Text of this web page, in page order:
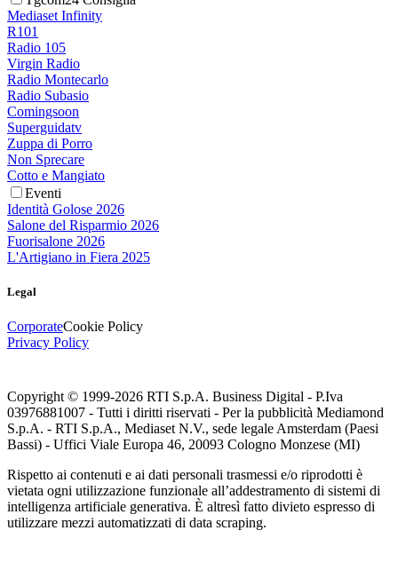
Mediaset Infinity
R101
Radio 105
Virgin Radio
Radio Montecarlo
Radio Subasio
Comingsoon
Superguidatv
Zuppa di Porro
Non Sprecare
Cotto e Mangiato
Eventi
Identità Golose 2026
Salone del Risparmio 2026
Fuorisalone 2026
L'Artigiano in Fiera 2025
Legal
CorporateCookie Policy
Privacy Policy
Copyright © 1999-2026 RTI S.p.A. Business Digital - P.Iva
03976881007 - Tutti i diritti riservati - Per la pubblicità Mediamond
S.p.A. - RTI S.p.A., Mediaset N.V., sede legale Amsterdam (Paesi
Bassi) - Uffici Viale Europa 46, 20093 Cologno Monzese (MI)
Rispetto ai contenuti e ai dati personali trasmessi e/o riprodotti è
vietata ogni utilizzazione funzionale all’addestramento di sistemi di
intelligenza artificiale generativa. È altresì fatto divieto espresso di
utilizzare mezzi automatizzati di data scraping.